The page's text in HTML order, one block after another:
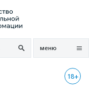
меню
18+